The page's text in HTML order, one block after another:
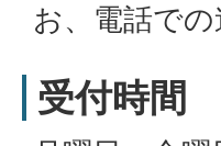
お、電話での
受付時間